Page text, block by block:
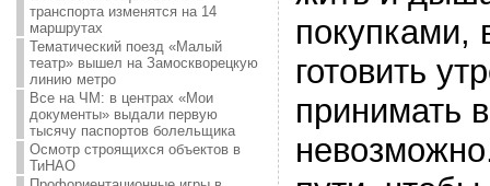
транспорта изменятся на 14
маршрутах
Тематический поезд «Малый
театр» вышел на Замоскворецкую
линию метро
Все на ЧМ: в центрах «Мои
документы» выдали первую
тысячу паспортов болельщика
Осмотр строящихся объектов в
ТиНАО
покупками,
готовить
принимать